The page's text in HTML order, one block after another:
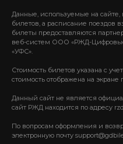
Данные, используемые на
билетов, а расписание поездов
билеты предоставляются
веб-систем ООО «РЖД-
«УФС».
Стоимость билетов указана с
стоимость отображена на
Данный сайт не является
сайт РЖД находится по адресу
По вопросам оформления и
электронную почту